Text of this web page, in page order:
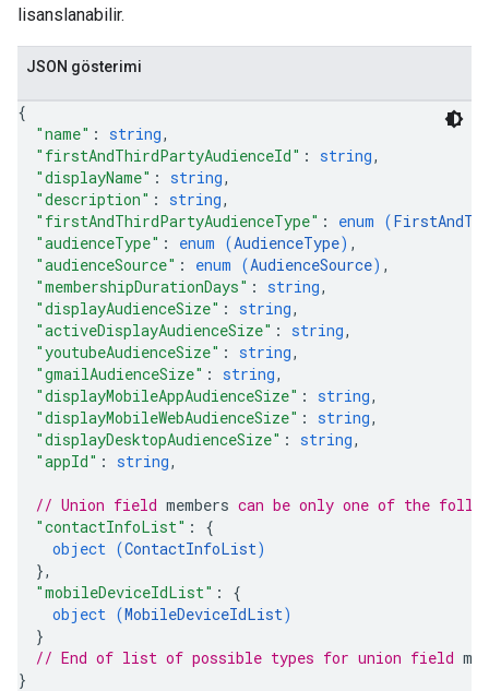
lisanslanabilir.
JSON gösterimi
{
"name" : string,
"firstAndThirdPartyAudienceId" : string,
"displayName" : string,
"description" : string,
"firstAndThirdPartyAudienceType" : enum (
"audienceType" : enum (AudienceType) ,
"audienceSource" : enum (AudienceSource) ,
"membershipDurationDays" : string,
"displayAudienceSize" : string,
"activeDisplayAudienceSize" : string,
"youtubeAudienceSize" : string,
"gmailAudienceSize" : string,
"displayMobileAppAudienceSize" : string,
"displayMobileWebAudienceSize" : string,
"displayDesktopAudienceSize" : string,
"appId" : string,
// Union field members can be only one of the
"contactInfoList" : {
object (ContactInfoList)
},
"mobileDeviceIdList" : {
object (MobileDeviceIdList)
}
// End of list of possible types for union field
}